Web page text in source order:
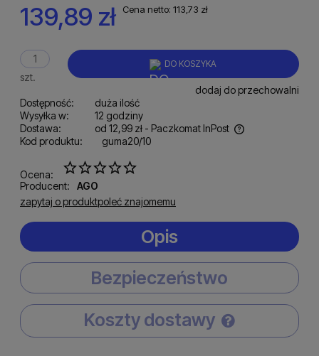
139,89 zł Cena netto: 113,73 zł
szt.
DO KOSZYKA
dodaj do przechowalni
Dostępność:
duża ilość
Wysyłka w:
12 godziny
Dostawa:
od 12,99 zł - Paczkomat InPost
Cena nie zawiera ewentualnych kosztów płatności
Kod produktu: guma20/10
Ocena:
Producent:
AGO
zapytaj o produktpoleć znajomemu
Opis
Bezpieczeństwo
Koszty dostawy
Cena nie zawiera ewentualnych kosztów płatności